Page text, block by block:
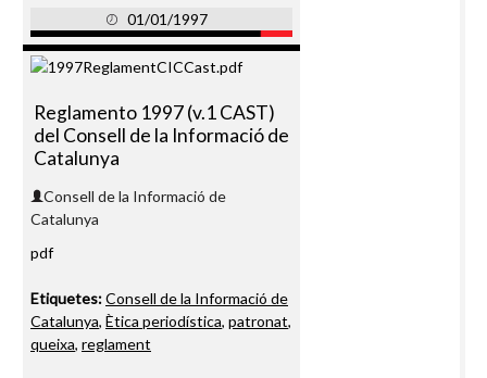
01/01/1997
Reglamento 1997 (v.1 CAST)
del Consell de la Informació de
Catalunya
Consell de la Informació de
Catalunya
pdf
Etiquetes:Consell de la Informació de
Catalunya, Ètica periodística, patronat,
queixa, reglament